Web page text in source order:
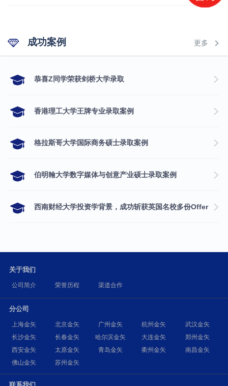
成功案例 更多
​恭喜Z同学荣获剑桥大学录取
香港理工大学王牌专业录取案例
格拉斯哥大学国际商务硕士录取案例
伯明翰大学数字媒体与创意产业硕士录取案例
西南财经大学投资学背景，成功斩获英国名校多份Offer
关于我们
公司简介 荣誉历程 渠道合作
分公司
上海金矢 北京金矢 广州金矢 杭州金矢
武汉金矢
长沙金矢
长春金矢 哈尔滨金矢 大连金矢
郑州金矢
西安金矢
太原金矢 青岛金矢 衢州金矢
南昌金矢
佛山金矢
苏州金矢